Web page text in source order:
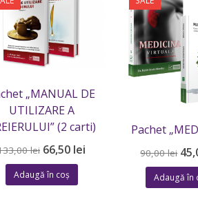
„MANUAL DE
UTILIZARE A
(2 carti)
lei Prețul
inițial
a
66,50 lei
Adaugă în coș
Pachet
90,00lei
a
Adaugă în